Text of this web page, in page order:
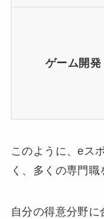
ゲーム開発
このように、eス
く、多くの専門職
自分の得意分野